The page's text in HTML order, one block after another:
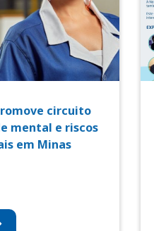
circuito
mental e riscos
em Minas